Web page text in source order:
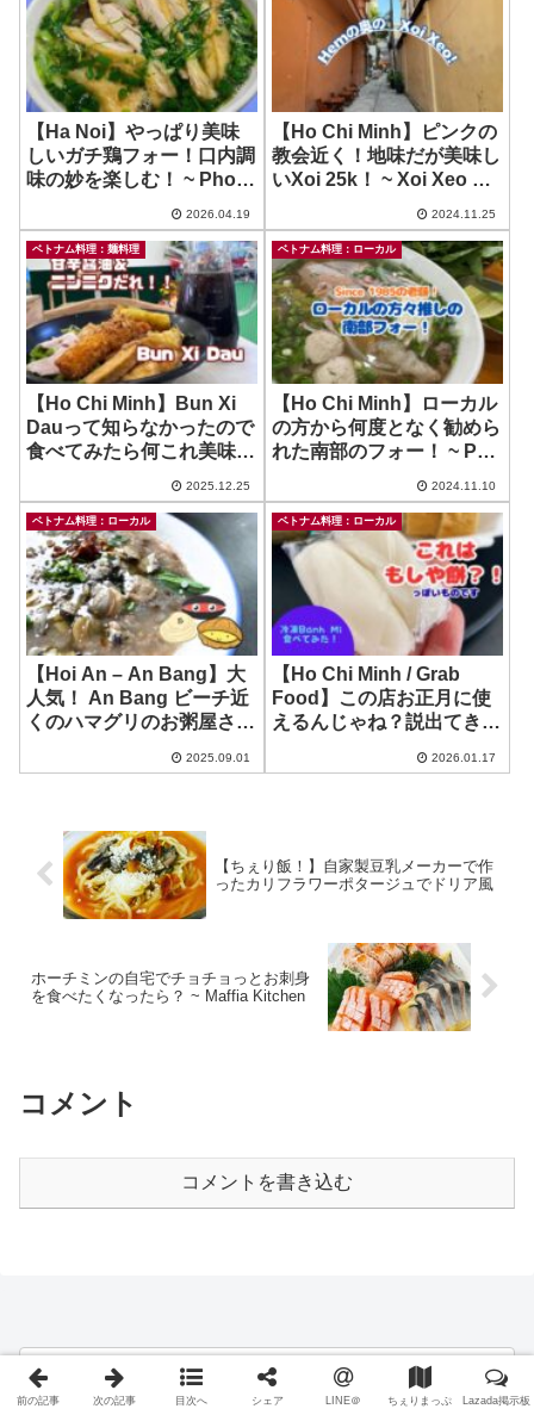
【Ha Noi】やっぱり美味
しいガチ鶏フォー！口内調
味の妙を楽しむ！ ~ Pho
2026.04.19
【Ho Chi Minh】ピンクの
教会近く！地味だが美味し
いXoi 25k！ ~ Xoi Xeo Ha
2024.11.25
ベトナム料理：麺料理
【Ho Chi Minh】Bun Xi
Dauって知らなかったので
食べてみたら何これ美味し
Xì Giun
2025.12.25
ベトナム料理：ローカル
【Ho Chi Minh】ローカル
の方から何度となく勧めら
れた南部のフォー！ ~ Pho
2024.11.10
ベトナム料理：ローカル
【Hoi An – An Bang】大
人気！ An Bang ビーチ近
くのハマグリのお粥屋さ
Xuong Co Gio
2025.09.01
ベトナム料理：ローカル
【Ho Chi Minh / Grab
Food】この店お正月に使
えるんじゃね？説出てきた
2026.01.17
【ちぇり飯！】自家製豆乳メーカーで作
ったカリフラワーポタージュでドリア風
ホーチミンの自宅でチョチョっとお刺身
を食べたくなったら？ ~ Maffia Kitchen
コメント
コメントを書き込む
前の記事 次の記事 目次へ シェア LINE＠ ちぇりまっぷ Lazada掲示板